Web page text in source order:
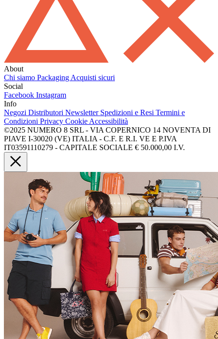
About
Chi siamo Packaging Acquisti sicuri
Social
Facebook Instagram
Info
Negozi Distributori Newsletter Spedizioni e Resi Termini e
Condizioni Privacy Cookie Accessibilità
©2025 NUMERO 8 SRL - VIA COPERNICO 14 NOVENTA DI
PIAVE I-30020 (VE) ITALIA - C.F. E R.I. VE E P.IVA
IT03591110279 - CAPITALE SOCIALE € 50.000,00 I.V.